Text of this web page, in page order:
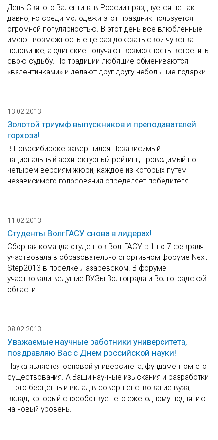
День Святого Валентина в России празднуется не так
давно, но среди молодежи этот праздник пользуется
огромной популярностью. В этот день все влюбленные
имеют возможность еще раз доказать свои чувства
половинке, а одинокие получают возможность встретить
свою судьбу. По традиции любящие обмениваются
«валентинками» и делают друг другу небольшие подарки.
13.02.2013
Золотой триумф выпускников и преподавателей
горхоза!
В Новосибирске завершился Независимый
национальный архитектурный рейтинг, проводимый по
четырем версиям жюри, каждое из которых путем
независимого голосования определяет победителя.
11.02.2013
Студенты ВолгГАСУ снова в лидерах!
Сборная команда студентов ВолгГАСУ с 1 по 7 февраля
участвовала в образовательно-спортивном форуме Next
Step2013 в поселке Лазаревском. В форуме
участвовали ведущие ВУЗы Волгограда и Волгоградской
области.
08.02.2013
Уважаемые научные работники университета,
поздравляю Вас с Днем российской науки!
Наука является основой университета, фундаментом его
существования. А Ваши научные изыскания и разработки
— это бесценный вклад в совершенствование вуза,
вклад, который способствует его ежегодному поднятию
на новый уровень.